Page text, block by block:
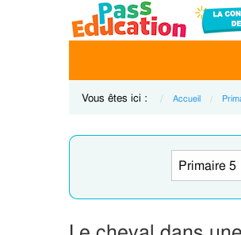
Vous êtes ici : Accueil